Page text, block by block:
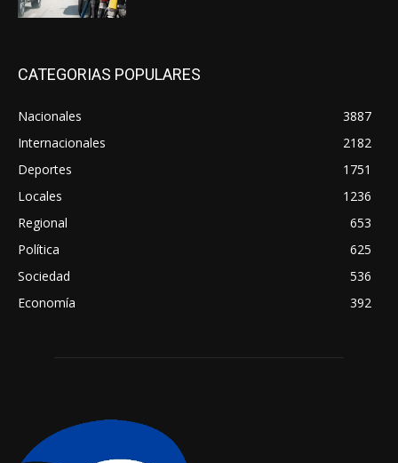
CATEGORIAS POPULARES
Nacionales
3887
Internacionales
2182
Deportes
1751
Locales
1236
Regional
653
Política
625
Sociedad
536
Economía
392